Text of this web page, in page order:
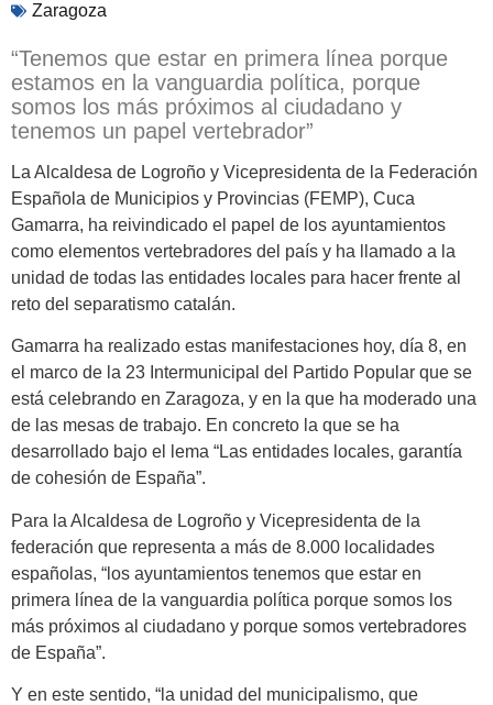
Zaragoza
“Tenemos que estar en primera línea porque
estamos en la vanguardia política, porque
somos los más próximos al ciudadano y
tenemos un papel vertebrador”
La Alcaldesa de Logroño y Vicepresidenta de la Federación
Española de Municipios y Provincias (FEMP), Cuca
Gamarra, ha reivindicado el papel de los ayuntamientos
como elementos vertebradores del país y ha llamado a la
unidad de todas las entidades locales para hacer frente al
reto del separatismo catalán.
Gamarra ha realizado estas manifestaciones hoy, día 8, en
el marco de la 23 Intermunicipal del Partido Popular que se
está celebrando en Zaragoza, y en la que ha moderado una
de las mesas de trabajo. En concreto la que se ha
desarrollado bajo el lema “Las entidades locales, garantía
de cohesión de España”.
Para la Alcaldesa de Logroño y Vicepresidenta de la
federación que representa a más de 8.000 localidades
españolas, “los ayuntamientos tenemos que estar en
primera línea de la vanguardia política porque somos los
más próximos al ciudadano y porque somos vertebradores
de España”.
Y en este sentido, “la unidad del municipalismo, que